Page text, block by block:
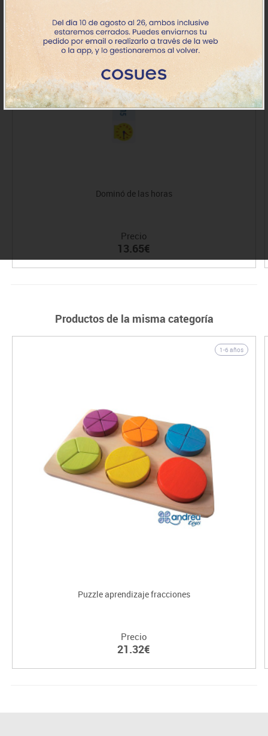
Dominó de las horas
Precio
13.65€
Productos de la misma categoría
1-6 años
Puzzle aprendizaje fracciones
Precio
21.32€